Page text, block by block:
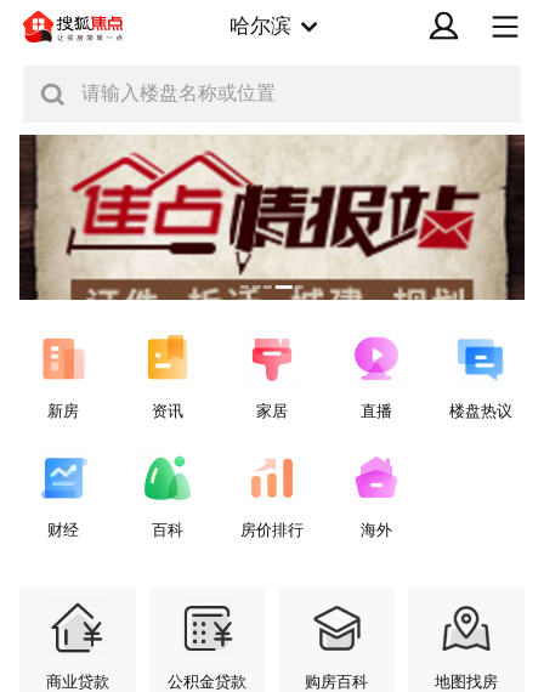
哈尔滨
请输入楼盘名称或位置
新房 资讯 家居 直播 楼盘热议
财经 百科 房价排行 海外
商业贷款 公积金贷款 购房百科 地图找房